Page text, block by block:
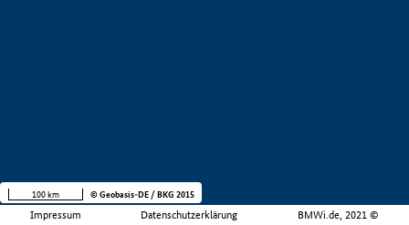
Impressum Datenschutzerklärung BMWi.de, 2021 ©
100 km © Geobasis-DE / BKG 2015